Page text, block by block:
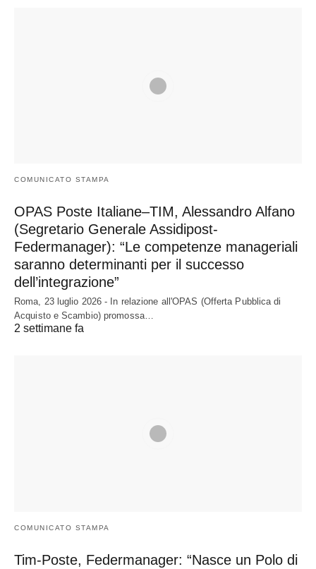
COMUNICATO STAMPA
OPAS Poste Italiane–TIM, Alessandro Alfano
(Segretario Generale Assidipost-
Federmanager): “Le competenze manageriali
saranno determinanti per il successo
dell’integrazione”
Roma, 23 luglio 2026 - In relazione all'OPAS (Offerta Pubblica di
Acquisto e Scambio) promossa…
2 settimane fa
COMUNICATO STAMPA
Tim-Poste, Federmanager: “Nasce un Polo di